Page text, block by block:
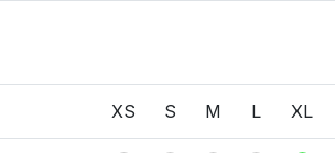
XS S M L XL